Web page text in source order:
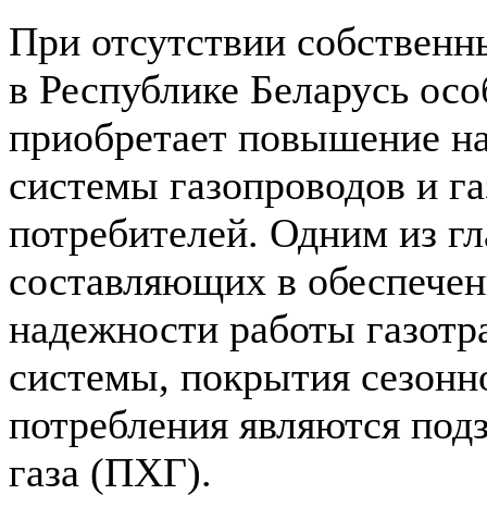
При отсутствии
в Республике Бе­ларусь
приобретает повышение
системы газопроводов и
потребителей. Одним из
составляющих в
надежности работы
системы, покрытия
потребления являются
газа (ПХГ).